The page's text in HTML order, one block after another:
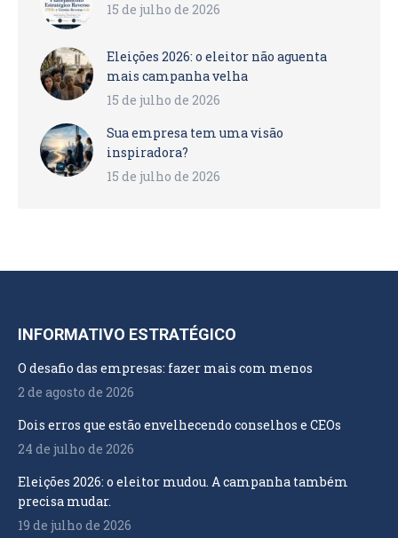
15 de julho de 2026
Eleições 2026: o eleitor não aguenta
mais campanha velha
15 de julho de 2026
Sua empresa tem uma visão
inspiradora?
15 de julho de 2026
INFORMATIVO ESTRATÉGICO
O desafio das empresas: fazer mais com menos
2 de agosto de 2026
Dois erros que estão envelhecendo conselhos e CEOs
24 de julho de 2026
Eleições 2026: o eleitor mudou. A campanha também
precisa mudar.
19 de julho de 2026